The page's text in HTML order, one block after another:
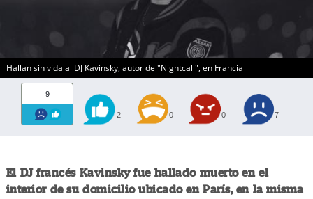
Hallan sin vida al DJ Kavinsky, autor de "Nightcall", en Francia
9
2 0 0 7
El DJ francés Kavinsky fue hallado muerto en el
interior de su domicilio ubicado en París, en la misma